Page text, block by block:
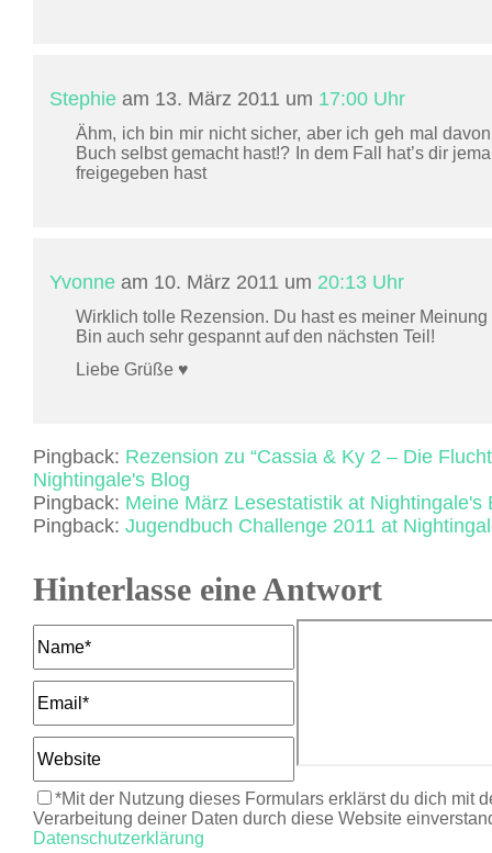
Stephie am 13. März 2011 um 17:00 Uhr
Ähm, ich bin mir nicht sicher, aber ich geh mal
Buch selbst gemacht hast!? In dem Fall hat’s dir
freigegeben hast
Yvonne am 10. März 2011 um 20:13 Uhr
Wirklich tolle Rezension. Du hast es meiner
Bin auch sehr gespannt auf den nächsten Teil!
Liebe Grüße ♥
Pingback: Rezension zu “Cassia & Ky 2 – Die
Nightingale's Blog
Pingback: Meine März Lesestatistik at Nightingale's
Pingback: Jugendbuch Challenge 2011 at
Hinterlasse eine Antwort
*Mit der Nutzung dieses Formulars erklärst du dich mit
Verarbeitung deiner Daten durch diese Website
Datenschutzerklärung